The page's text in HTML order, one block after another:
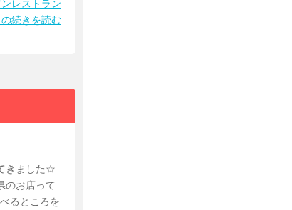
レストラン
続きを読む
きました☆
のお店って
るところを